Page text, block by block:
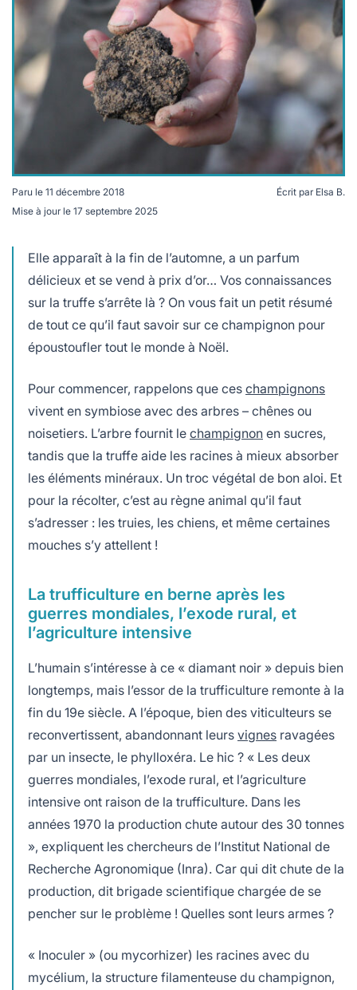
durables
Paru le 11 décembre 2018
Mise à jour le 17 septembre 2025
Écrit par Elsa B.
Elle apparaît à la fin de l’automne, a un parfum
délicieux et se vend à prix d’or… Vos connaissances
sur la truffe s’arrête là ? On vous fait un petit résumé
de tout ce qu’il faut savoir sur ce champignon pour
époustoufler tout le monde à Noël.
Pour commencer, rappelons que ces champignons
vivent en symbiose avec des arbres – chênes ou
noisetiers. L’arbre fournit le champignon en sucres,
tandis que la truffe aide les racines à mieux absorber
les éléments minéraux. Un troc végétal de bon aloi. Et
pour la récolter, c’est au règne animal qu’il faut
s’adresser : les truies, les chiens, et même certaines
mouches s’y attellent !
La trufficulture en berne après les
guerres mondiales, l’exode rural, et
l’agriculture intensive
L’humain s’intéresse à ce « diamant noir » depuis bien
longtemps, mais l’essor de la trufficulture remonte à la
fin du 19e siècle. A l’époque, bien des viticulteurs se
reconvertissent, abandonnant leurs vignes ravagées
par un insecte, le phylloxéra. Le hic ? « Les deux
guerres mondiales, l’exode rural, et l’agriculture
intensive ont raison de la trufficulture. Dans les
années 1970 la production chute autour des 30 tonnes
», expliquent les chercheurs de l’Institut National de
Recherche Agronomique (Inra). Car qui dit chute de la
production, dit brigade scientifique chargée de se
pencher sur le problème ! Quelles sont leurs armes ?
« Inoculer » (ou mycorhizer) les racines avec du
mycélium, la structure filamenteuse du champignon,